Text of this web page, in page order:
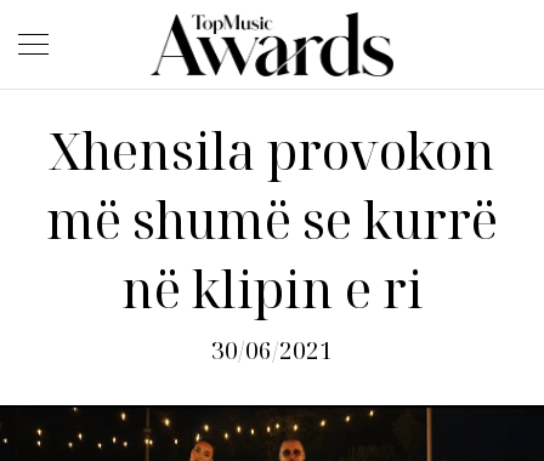
Xhensila provokon
më shumë se kurrë
në klipin e ri
30/06/2021